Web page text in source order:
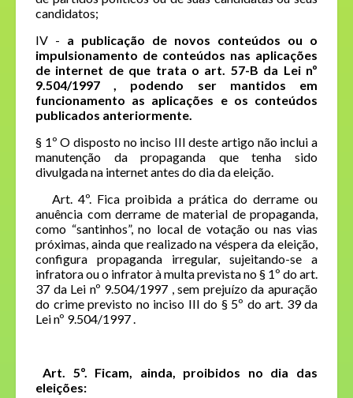
candidatos;
IV - a publicação de novos conteúdos ou o
impulsionamento de conteúdos nas aplicações
de internet de que trata o art. 57-B da Lei nº
9.504/1997, podendo ser mantidos em
funcionamento as aplicações e os conteúdos
publicados anteriormente.
§ 1º O disposto no inciso III deste artigo não inclui a
manutenção da propaganda que tenha sido
divulgada na internet antes do dia da eleição.
Art. 4º. Fica proibida a prática do derrame ou
anuência com derrame de material de propaganda,
como “santinhos”, no local de votação ou nas vias
próximas, ainda que realizado na véspera da eleição,
configura propaganda irregular, sujeitando-se a
infratora ou o infrator à multa prevista no§ 1º do art.
37 da Lei nº 9.504/1997 , sem prejuízo da apuração
do crime previsto no inciso III do § 5º do art. 39 da
Lei nº 9.504/1997.
Art. 5º. Ficam, ainda, proibidos no dia das
eleições: